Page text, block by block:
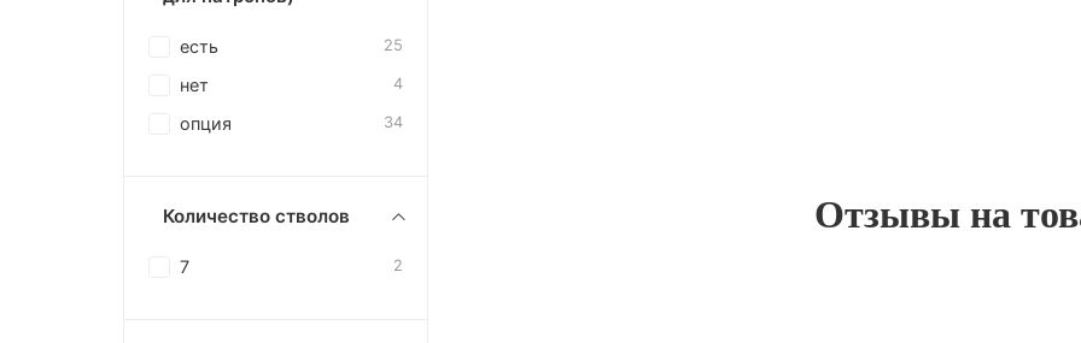
Отзывы на
есть 25
нет 4
опция 34
Количество стволов
7 2